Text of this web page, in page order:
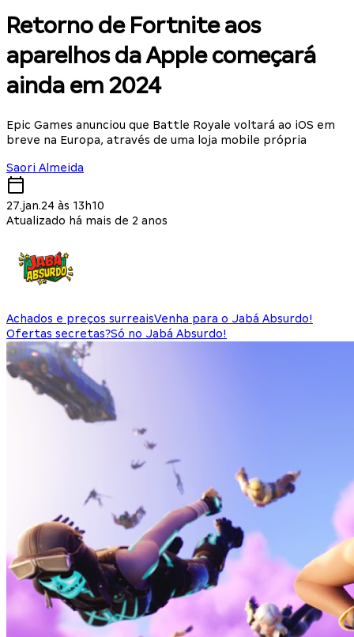
Retorno de Fortnite aos
aparelhos da Apple começará
ainda em 2024
Epic Games anunciou que Battle Royale voltará ao iOS em
breve na Europa, através de uma loja mobile própria
Saori Almeida
27.jan.24 às 13h10
Atualizado há mais de 2 anos
Achados e preços surreaisVenha para o Jabá Absurdo!
Ofertas secretas?Só no Jabá Absurdo!